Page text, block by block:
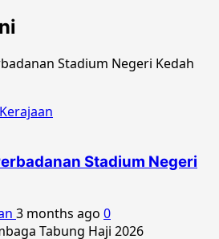
Stadium Negeri
3 months ago 0